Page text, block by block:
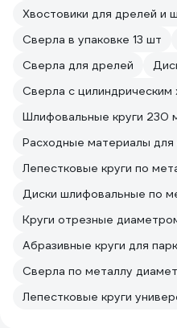
Хвостовики для дрелей и
Сверла в упаковке 13 шт
Сверла для дрелей
Сверла с цилиндрическим
Шлифовальные круги 230
Расходные материалы для
Лепестковые круги по
Диски шлифовальные по
Круги отрезные
Абразивные круги для
Сверла по металлу
Лепестковые круги